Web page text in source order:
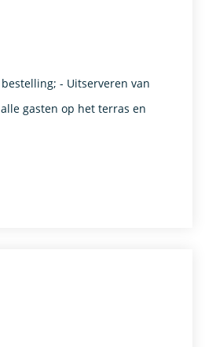
- Uitserveren van
gasten op het terras en